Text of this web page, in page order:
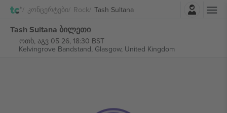
Კონცერტები Rock Tash Sultanaშესვლა
Tash Sultana ბილეთი
ოთხ, აგვ 05 26, 18:30 BST
Kelvingrove Bandstand, Glasgow, United Kingdom